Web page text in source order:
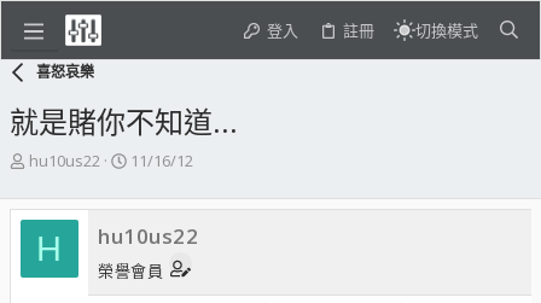
登入 註冊 切換模式
喜怒哀樂
就是賭你不知道...
主
發
起
人
hu10us22
開
日
期
11/16/12
H hu10us22
榮譽會員